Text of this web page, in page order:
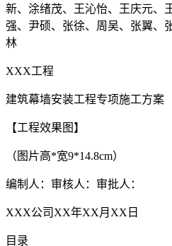
新、涂绪茂、王沁怡、王庆元、
强、尹硕、张徐、周吴、张翼、
林
XXX工程
建筑幕墙安装工程专项施工方案
【工程效果图】
（图片高*宽9*14.8cm）
编制人：审核人：审批人：
XXX公司XX年XX月XX日
目录